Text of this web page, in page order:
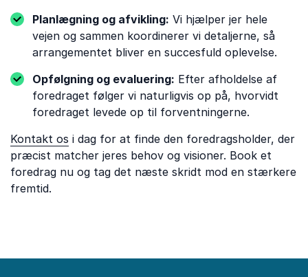
Planlægning og afvikling: Vi hjælper jer hele
vejen og sammen koordinerer vi detaljerne, så
arrangementet bliver en succesfuld oplevelse.
Opfølgning og evaluering: Efter afholdelse af
foredraget følger vi naturligvis op på, hvorvidt
foredraget levede op til forventningerne.
Kontakt os i dag for at finde den foredragsholder, der
præcist matcher jeres behov og visioner. Book et
foredrag nu og tag det næste skridt mod en stærkere
fremtid.